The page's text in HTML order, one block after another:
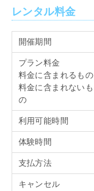
レンタル料金
開催期間
プラン料金
料金に含まれるもの
料金に含まれないも
の
利用可能時間
体験時間
支払方法
キャンセル